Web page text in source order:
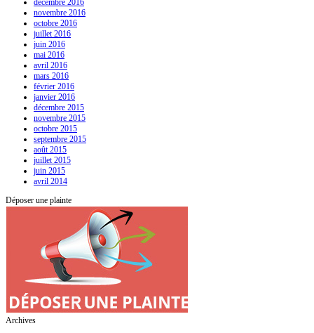
novembre 2016
octobre 2016
juillet 2016
juin 2016
mai 2016
avril 2016
mars 2016
février 2016
janvier 2016
décembre 2015
novembre 2015
octobre 2015
septembre 2015
août 2015
juillet 2015
juin 2015
avril 2014
Déposer une plainte
Archives